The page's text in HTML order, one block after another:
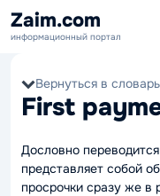
Zaim.com
информационный портал
Вернуться в словарь
First
Дословно
представляет собой
просрочки сразу же в